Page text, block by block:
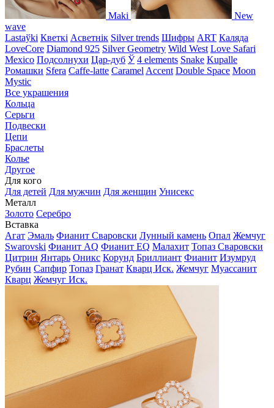
Maki
New
wave
Lastaўki Кветкі Асветнiк Silver trends Шифры ART Каляда
LoveCore Diamond 925 Silver Geometry Wild West Love Safari
Mexico Подсолнухи Цар-дуб Ў 4 elements Snake Kupalle
Ромашки Sfera Caffe-latte Caramel Accent Double Space Moon
Mystic
Все украшения
Кольца
Серьги
Подвески
Цепи
Браслеты
Колье
Другое
Для кого
Для детей Для мужчин Для женщин Унисекс
Металл
Золото Серебро
Вставка
Агат Эмаль Фианит Сваровски Лунный камень Опал Жемчуг
Swarovski Фианит AQ Фианит EQ Малахит Топаз Сваровски
Цитрин Янтарь Оникс Корунд Бриллиант Фианит Изумруд
Рубин Сапфир Топаз Гранат Кварц Иск. Жемчуг Муассанит
Кварц Жемчуг Иск.